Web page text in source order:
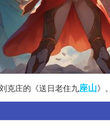
克庄的《送日老住九座山》